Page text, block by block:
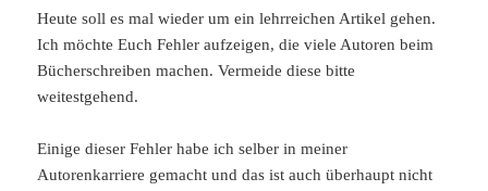
Heute soll es mal wieder um ein lehrreichen Artikel gehen.
Ich möchte Euch Fehler aufzeigen, die viele Autoren beim
Bücherschreiben machen. Vermeide diese bitte
weitestgehend.
Einige dieser Fehler habe ich selber in meiner
Autorenkarriere gemacht und das ist auch überhaupt nicht